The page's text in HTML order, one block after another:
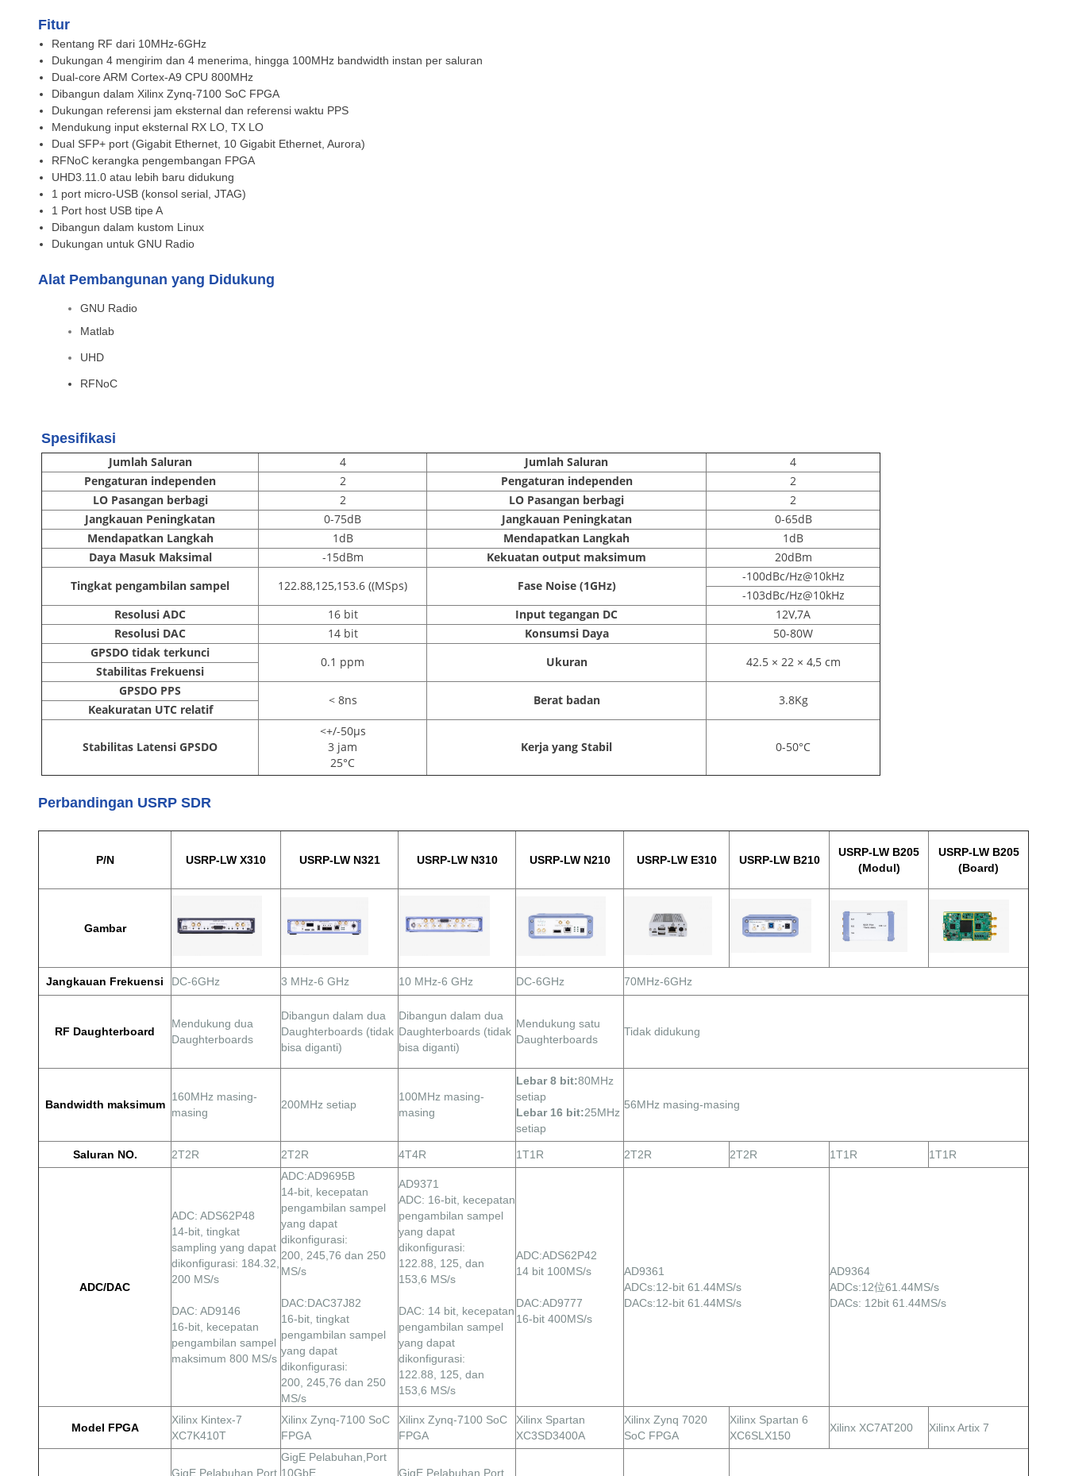
Fitur
Rentang RF dari 10MHz-6GHz
Dukungan 4 mengirim dan 4 menerima, hingga 100MHz bandwidth instan per saluran
Dual-core ARM Cortex-A9 CPU 800MHz
Dibangun dalam Xilinx Zynq-7100 SoC FPGA
Dukungan referensi jam eksternal dan referensi waktu PPS
Mendukung input eksternal RX LO, TX LO
Dual SFP+ port (Gigabit Ethernet, 10 Gigabit Ethernet, Aurora)
RFNoC kerangka pengembangan FPGA
UHD3.11.0 atau lebih baru didukung
1 port micro-USB (konsol serial, JTAG)
1 Port host USB tipe A
Dibangun dalam kustom Linux
Dukungan untuk GNU Radio
Alat Pembangunan yang Didukung
GNU Radio
Matlab
UHD
RFNoC
Spesifikasi
Jumlah Saluran 4 Jumlah Saluran
4
Pengaturan independen
2 Pengaturan independen
2
LO Pasangan berbagi
2 LO Pasangan berbagi
2
Jangkauan Peningkatan
0-75dB Jangkauan Peningkatan
0-65dB
Mendapatkan Langkah
1dB Mendapatkan Langkah
1dB
Daya Masuk Maksimal
-15dBm Kekuatan output maksimum
20dBm
Tingkat pengambilan sampel
122.88,125,153.6 ((MSps) Fase Noise (1GHz)
-100dBc/Hz@10kHz
-103dBc/Hz@10kHz
Resolusi ADC
16 bit Input tegangan DC
12V,7A
Resolusi DAC
14 bit Konsumsi Daya
50-80W
GPSDO tidak terkunci
0.1 ppm Ukuran 42.5 × 22 × 4,5 cm
Stabilitas Frekuensi
GPSDO PPS
< 8ns Berat badan 3.8Kg
Keakuratan UTC relatif
Stabilitas Latensi GPSDO
<+/-50μs
3 jam
25°C
Kerja yang Stabil 0-50°C
Perbandingan USRP SDR
P/N USRP-LW X310 USRP-LW N321 USRP-LW N310 USRP-LW N210 USRP-LW E310 USRP-LW B210
USRP-LW B205
(Modul)
USRP-LW B205
(Board)
Gambar
Jangkauan Frekuensi DC-6GHz 3 MHz-6 GHz 10 MHz-6 GHz DC-6GHz 70MHz-6GHz
RF Daughterboard
Mendukung dua
Daughterboards
Dibangun dalam dua
Daughterboards (tidak
bisa diganti)
Dibangun dalam dua
Daughterboards (tidak
bisa diganti)
Mendukung satu
Daughterboards
Tidak didukung
Bandwidth maksimum
160MHz masing-
masing
200MHz setiap
100MHz masing-
masing
Lebar 8 bit:80MHz
setiap
Lebar 16 bit:25MHz
setiap
56MHz masing-masing
Saluran NO. 2T2R 2T2R 4T4R 1T1R 2T2R 2T2R 1T1R 1T1R
ADC/DAC
ADC: ADS62P48
14-bit, tingkat
sampling yang dapat
dikonfigurasi: 184.32,
200 MS/s
DAC: AD9146
16-bit, kecepatan
pengambilan sampel
maksimum 800 MS/s
ADC:AD9695B
14-bit, kecepatan
pengambilan sampel
yang dapat
dikonfigurasi:
200, 245,76 dan 250
MS/s
DAC:DAC37J82
16-bit, tingkat
pengambilan sampel
yang dapat
dikonfigurasi:
200, 245,76 dan 250
MS/s
AD9371
ADC: 16-bit, kecepatan
pengambilan sampel
yang dapat
dikonfigurasi:
122.88, 125, dan
153,6 MS/s
DAC: 14 bit, kecepatan
pengambilan sampel
yang dapat
dikonfigurasi:
122.88, 125, dan
153,6 MS/s
ADC:ADS62P42
14 bit 100MS/s
DAC:AD9777
16-bit 400MS/s
AD9361
ADCs:12-bit 61.44MS/s
DACs:12-bit 61.44MS/s
AD9364
ADCs:12位61.44MS/s
DACs: 12bit 61.44MS/s
Model FPGA
Xilinx Kintex-7
XC7K410T
Xilinx Zynq-7100 SoC
FPGA
Xilinx Zynq-7100 SoC
FPGA
Xilinx Spartan
XC3SD3400A
Xilinx Zynq 7020
SoC FPGA
Xilinx Spartan 6
XC6SLX150
Xilinx XC7AT200 Xilinx Artix 7
GigE Pelabuhan, Port
GigE Pelabuhan, Port
10GbE,
GigE Pelabuhan, Port